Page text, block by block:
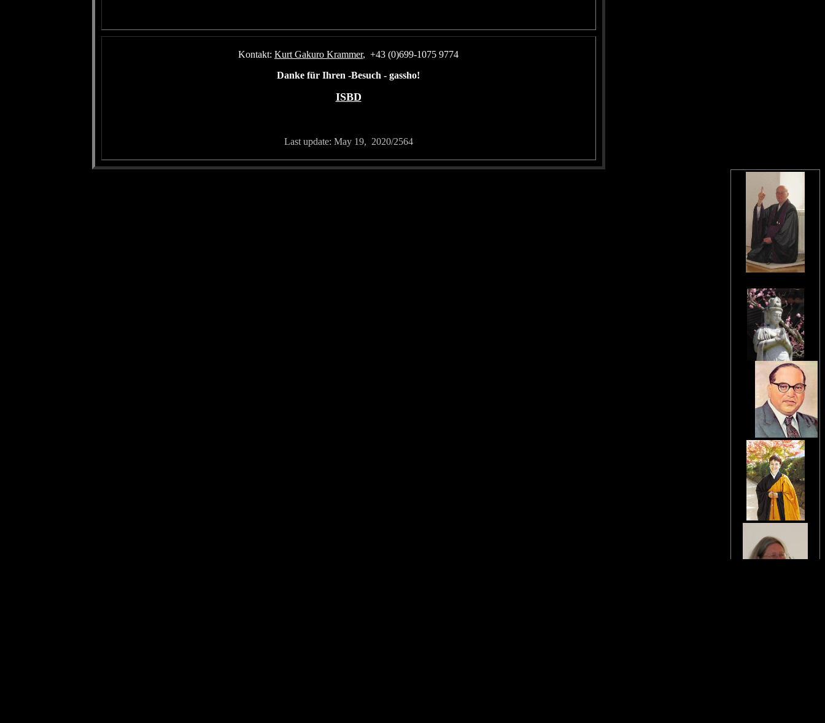
Kontakt: Kurt Gakuro Krammer, +43 (0)699-1075 9774
Danke für Ihren -Besuch - gassho!
ISBD
Last update: May 19, 2020/2564